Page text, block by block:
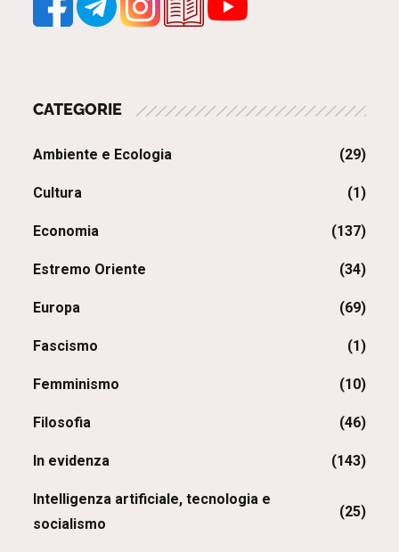
CATEGORIE
Ambiente e Ecologia (29)
Cultura (1)
Economia (137)
Estremo Oriente (34)
Europa (69)
Fascismo (1)
Femminismo (10)
Filosofia (46)
In evidenza (143)
Intelligenza artificiale, tecnologia e
socialismo
(25)